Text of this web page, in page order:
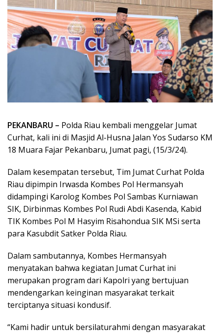
PEKANBARU – Polda Riau kembali menggelar Jumat
Curhat, kali ini di Masjid Al-Husna Jalan Yos Sudarso KM
18 Muara Fajar Pekanbaru, Jumat pagi, (15/3/24).
Dalam kesempatan tersebut, Tim Jumat Curhat Polda
Riau dipimpin Irwasda Kombes Pol Hermansyah
didampingi Karolog Kombes Pol Sambas Kurniawan
SIK, Dirbinmas Kombes Pol Rudi Abdi Kasenda, Kabid
TIK Kombes Pol M Hasyim Risahondua SIK MSi serta
para Kasubdit Satker Polda Riau.
Dalam sambutannya, Kombes Hermansyah
menyatakan bahwa kegiatan Jumat Curhat ini
merupakan program dari Kapolri yang bertujuan
mendengarkan keinginan masyarakat terkait
terciptanya situasi kondusif.
“Kami hadir untuk bersilaturahmi dengan masyarakat